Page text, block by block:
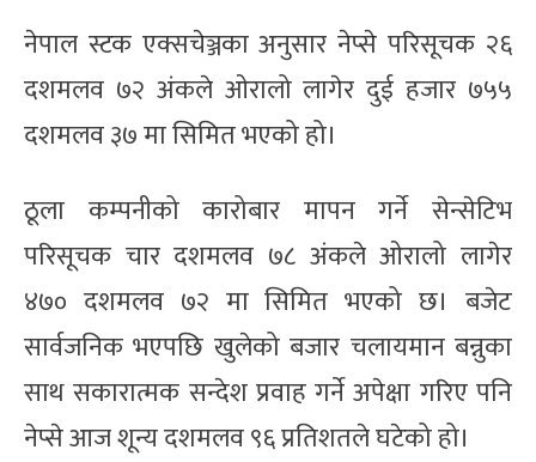
नेपाल स्टक एक्सचेञ्जका अनुसार नेप्से परिसूचक २६
दशमलव ७२ अंकले ओरालो लागेर दुई हजार ७५५
दशमलव ३७ मा सिमित भएको हो।
ठूला कम्पनीको कारोबार मापन गर्ने सेन्सेटिभ
परिसूचक चार दशमलव ७८ अंकले ओरालो लागेर
४७० दशमलव ७२ मा सिमित भएको छ। बजेट
सार्वजनिक भएपछि खुलेको बजार चलायमान बन्नुका
साथ सकारात्मक सन्देश प्रवाह गर्ने अपेक्षा गरिए पनि
नेप्से आज शून्य दशमलव ९६ प्रतिशतले घटेको हो।